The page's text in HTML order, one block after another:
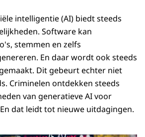
intelligentie (AI) biedt steeds
Software kan
stemmen en zelfs
En daar wordt ook steeds
Dit gebeurt echter niet
Criminelen ontdekken steeds
van generatieve AI voor
dat leidt tot nieuwe uitdagingen.
bij artikel over AI web crawlers